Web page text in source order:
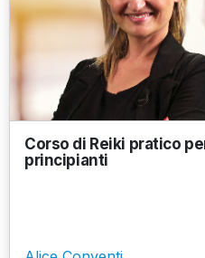
Corso di Reiki pratico
principianti